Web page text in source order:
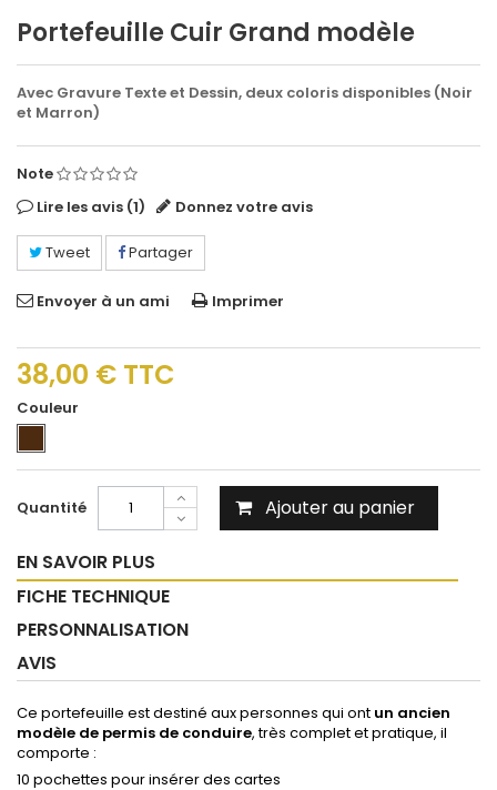
Portefeuille Cuir Grand modèle
Avec Gravure Texte et Dessin, deux coloris disponibles (Noir
et Marron)
Note
Lire les avis (1) Donnez votre avis
Tweet Partager
Envoyer à un ami Imprimer
38,00 € TTC
Couleur
Quantité Ajouter au panier
EN SAVOIR PLUS
FICHE TECHNIQUE
PERSONNALISATION
AVIS
Ce portefeuille est destiné aux personnes qui ont un ancien
modèle de permis de conduire, très complet et pratique, il
comporte :
10 pochettes pour insérer des cartes